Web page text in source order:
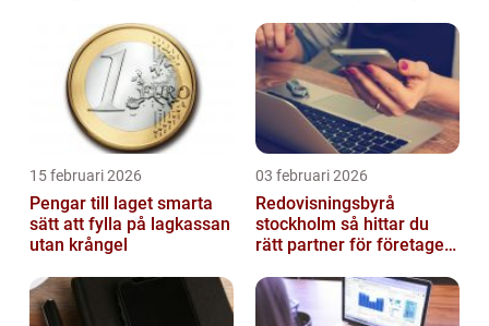
15 februari 2026
Pengar till laget smarta
sätt att fylla på lagkassan
utan krångel
03 februari 2026
Redovisningsbyrå
stockholm så hittar du
rätt partner för företagets